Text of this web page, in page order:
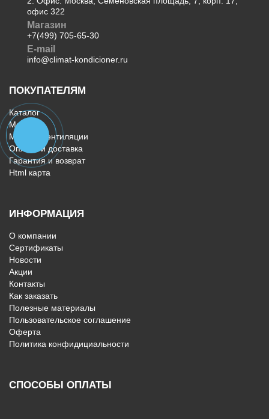
офис 322
Магазин
+7(499) 705-65-30
E-mail
info@climat-kondicioner.ru
ПОКУПАТЕЛЯМ
Каталог
Монтаж
Монтаж вентиляции
Оплата и доставка
Гарантия и возврат
Html карта
ИНФОРМАЦИЯ
О компании
Сертификаты
Новости
Акции
Контакты
Как заказать
Полезные материалы
Пользовательское соглашение
Оферта
Политика конфидициальности
СПОСОБЫ ОПЛАТЫ